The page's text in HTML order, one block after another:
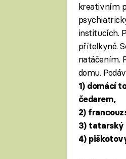
kreativním
institucích.
přítelkyně.
natáčením.
domu.
1) domácí
čedarem,
2)
3) tatarský
4)